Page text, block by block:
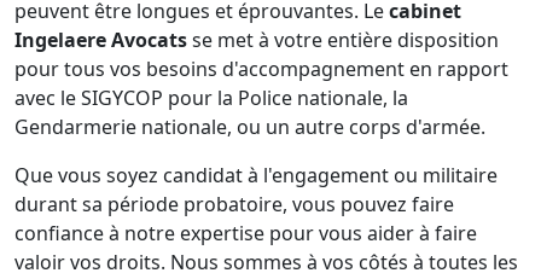
peuvent être longues et éprouvantes. Lecabinet
Ingelaere Avocatsse met à votre entière disposition
pour tous vos besoins d'accompagnement en rapport
avec le SIGYCOP pour la Police nationale, la
Gendarmerie nationale, ou un autre corps d'armée.
Que vous soyez candidat à l'engagement ou militaire
durant sa période probatoire, vous pouvez faire
confiance à notre expertise pour vous aider à faire
valoir vos droits. Nous sommes à vos côtés à toutes les